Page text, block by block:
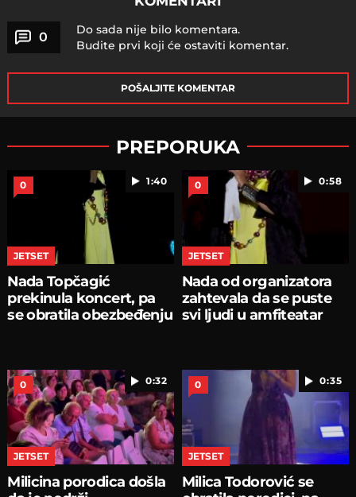
0
Do sada nije bilo komentara.
Budite prvi koji će ostaviti komentar.
POŠALJITE KOMENTAR
PREPORUKA
1:40
0
JETSET
Nada Topčagić
prekinula koncert, pa
se obratila obezbeđenju
0:58
0
JETSET
Nada od organizatora
zahtevala da se puste
svi ljudi u amfiteatar
0:32
0
JETSET
Milicina porodica došla
0:35
0
JETSET
Milica Todorović se